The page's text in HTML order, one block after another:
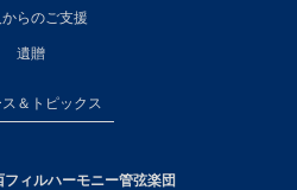
らのご支援
遺贈
＆トピックス
ィルハーモニー管弦楽団